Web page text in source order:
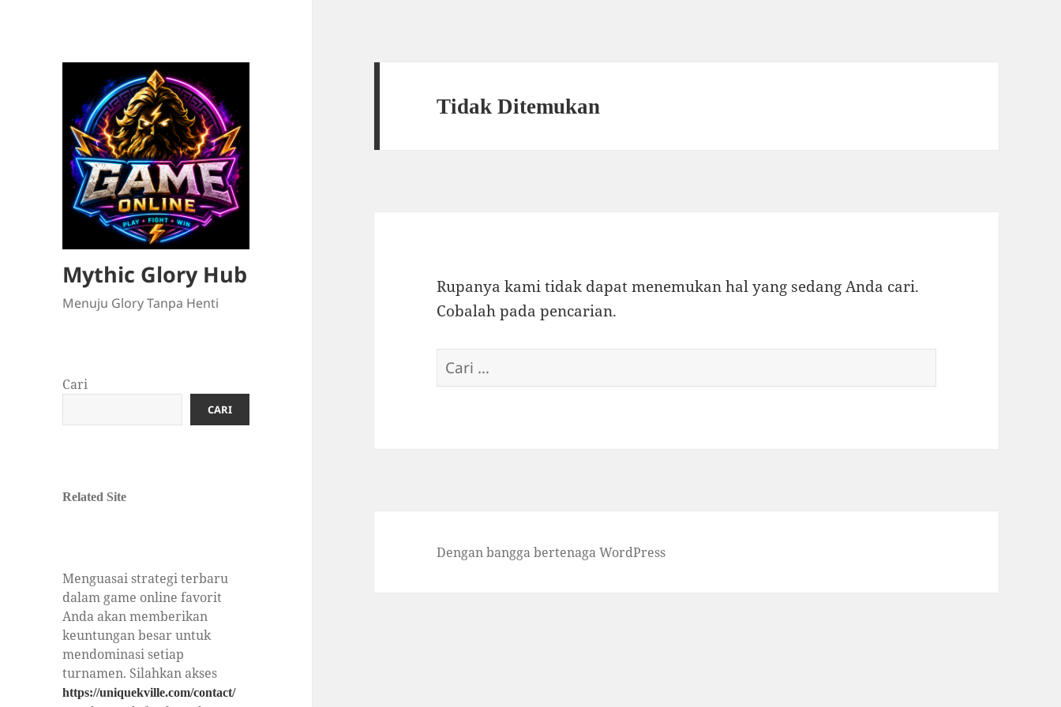
Mythic Glory Hub
Menuju Glory Tanpa Henti
Cari
CARI
Related Site
Menguasai strategi terbaru
dalam game online favorit
Anda akan memberikan
keuntungan besar untuk
mendominasi setiap
turnamen. Silahkan akses
https://uniquekville.com/contact/
Tidak Ditemukan
Rupanya kami tidak dapat menemukan hal yang sedang Anda cari.
Cobalah pada pencarian.
Cari
untuk:
Dengan bangga bertenaga WordPress